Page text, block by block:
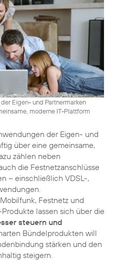
Eigen- und Partnermarken
moderne IT-Plattform
der Eigen- und
über eine gemeinsame,
zählen neben
die Festnetzanschlüsse
– einschließlich VDSL-,
Festnetz und
lassen sich über die
steuern und
Bündelprodukten will
stärken und den
steigern.